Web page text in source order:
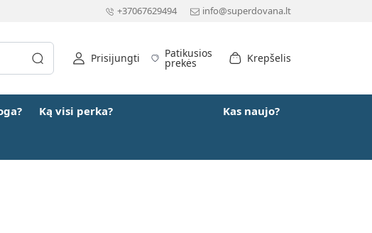
+37067629494 info@superdovana.lt
Prisijungti Patikusios
prekės Krepšelis
Ką visi perka? Kas naujo?